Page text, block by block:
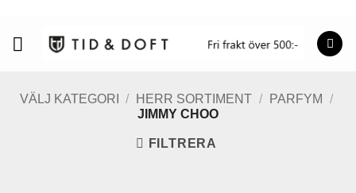
content
VÄLJ KATEGORI / HERR SORTIMENT / PARFYM
/
JIMMY CHOO
FILTRERA